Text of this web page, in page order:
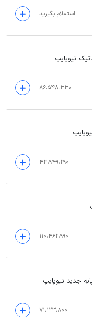
استعلام بگیرید
۸۶،۵۴۸،۳۳۰
۴۳،۹۴۹،۲۹۰
۱۱۰،۴۶۲،۹۹۰
۷۱،۱۲۳،۸۰۰